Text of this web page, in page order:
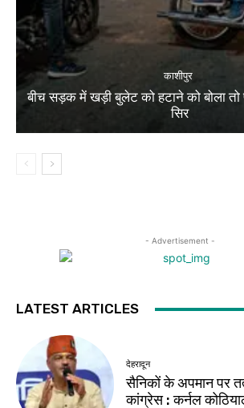
काशीपुर
बीच सड़क में खड़ी बुलेट को हटाने को बोला तो
सिर
- Advertisement -
LATEST ARTICLES
देहरादून
सैनिकों के अपमान पर
कांग्रेस : कर्नल